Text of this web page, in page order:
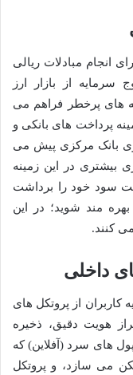
انجام مبادلات ریالی
سرمایه از بازار ارز
های پرخطر فراهم می
پرداخت های بانکی و
بانک مرکزی پیش می
بیشتری در این زمینه
سود خود را برداشت
مند شوید؛ در این
کنند.
داخلی
کاربران از پروتکل های
هویت دقیق، ذخیره
های سرد (آفلاین) که
می سازد، و پروتکل